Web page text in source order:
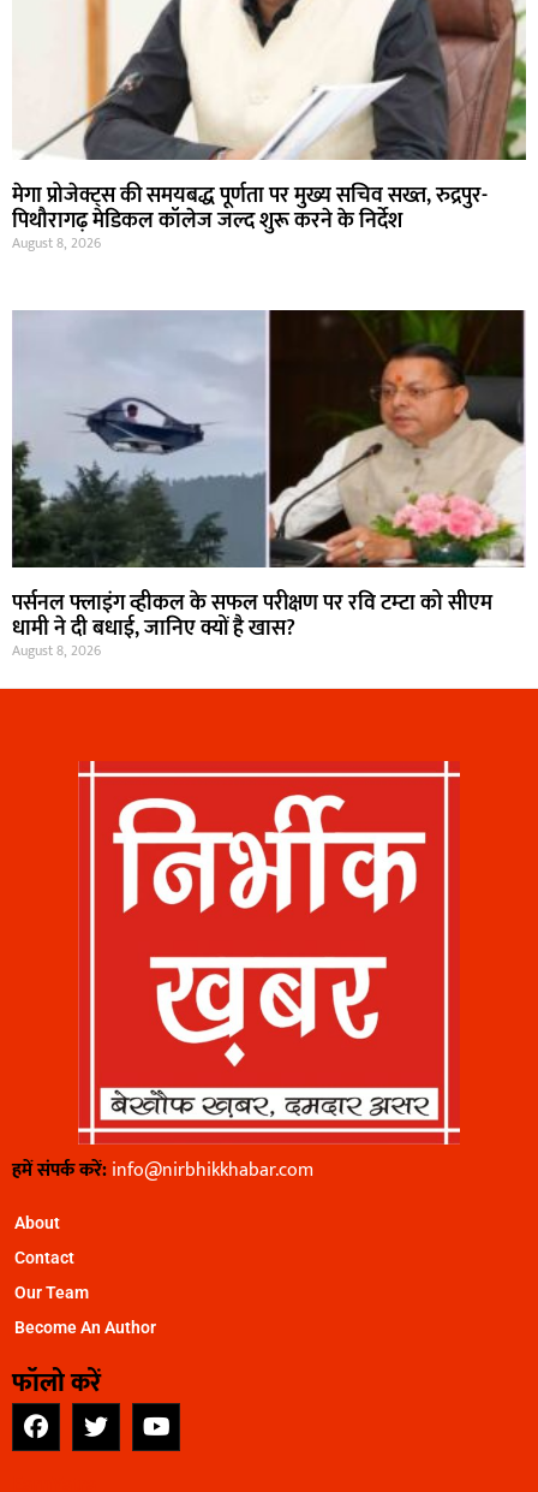
मेगा प्रोजेक्ट्स की समयबद्ध पूर्णता पर मुख्य सचिव सख्त, रुद्रपुर-
पिथौरागढ़ मेडिकल कॉलेज जल्द शुरू करने के निर्देश
August 8, 2026
पर्सनल फ्लाइंग व्हीकल के सफल परीक्षण पर रवि टम्टा को सीएम
धामी ने दी बधाई, जानिए क्यों है खास?
August 8, 2026
हमें संपर्क करें:info@nirbhikkhabar.com
About
Contact
Our Team
Become An Author
फॉलो करें